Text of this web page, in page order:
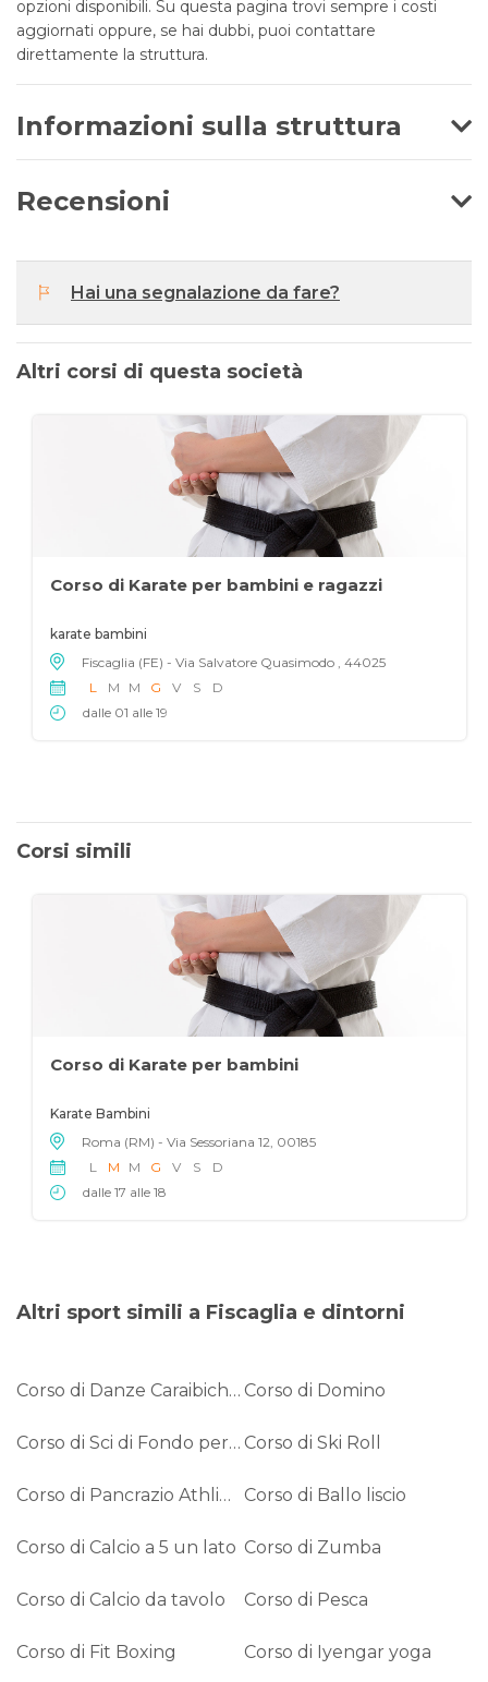
opzioni disponibili. Su questa pagina trovi sempre i costi
aggiornati oppure, se hai dubbi, puoi contattare
direttamente la struttura.
Informazioni sulla struttura
Recensioni
Hai una segnalazione da fare?
Altri corsi di questa società
Corso di Karate per bambini e ragazzi
karate bambini
Fiscaglia (FE) - Via Salvatore Quasimodo , 44025
L
M M G V S
D
dalle 01 alle 19
Corsi simili
Corso di Karate per bambini
Karate Bambini
Roma (RM) - Via Sessoriana 12, 00185
L
M M G V S
D
dalle 17 alle 18
Altri sport simili a Fiscaglia e dintorni
Corso di Danze Caraibiche paralimpiche Corso di Domino
Corso di Sci di Fondo per non Vedenti Corso di Ski Roll
Corso di Pancrazio Athlima Corso di Ballo liscio
Corso di Calcio a 5 un lato Corso di Zumba
Corso di Calcio da tavolo Corso di Pesca
Corso di Fit Boxing Corso di Iyengar yoga